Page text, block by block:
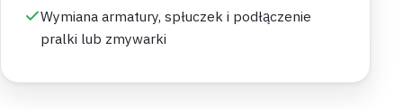
Wymiana armatury, spłuczek i podłączenie
pralki lub zmywarki